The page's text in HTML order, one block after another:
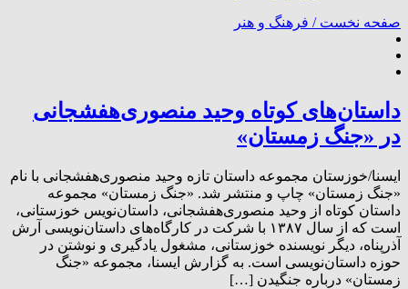
صفحه نخست / فرهنگ و هنر
داستان‌های ‌کوتاه‌ وحید منصوری‌هفشجانی
در «جنگ زمستان»
ایسنا/خوزستان مجموعه داستان تازه‌ وحید منصوری‌هفشجانی با نام
«جنگ زمستان» چاپ و منتشر شد. «جنگ زمستان» مجموعه
داستان کوتاه از وحید منصوری‌هفشجانی، داستان‌نویس خوزستانی،
است که از سال ۱۳۸۷ با شرکت در کارگاه‌های داستان‌نویسی آرش
آذرپناه، دیگر نویسنده خوزستانی، مشغول یادگیری و نوشتن در
حوزه داستان‌نویسی است. به گزارش ایسنا، مجموعه «جنگ
زمستان» درباره جنگیدن […]